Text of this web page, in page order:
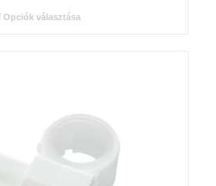
Opciók választása